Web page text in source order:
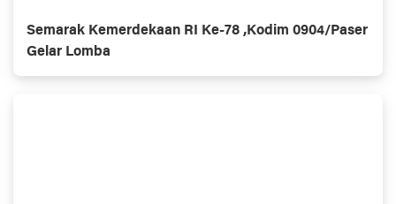
Semarak Kemerdekaan RI Ke-78 ,Kodim 0904/Paser
Gelar Lomba